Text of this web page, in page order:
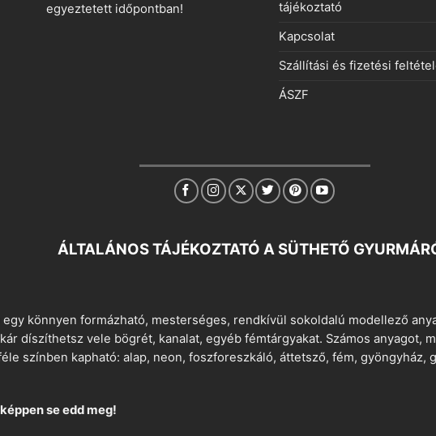
egyeztetett időpontban!
tájékoztató
Kapcsolat
Szállítási és fizetési
ÁSZF
ÁLTALÁNOS TÁJÉKOZTATÓ A SÜTHETŐ
könnyen formázható, mesterséges, rendkívül sokoldalú modellező
díszíthetsz vele bögrét, kanalat, egyéb fémtárgyakat. Számos anyagot,
színben kapható: alap, neon, foszforeszkáló, áttetsző, fém, gyöngyház,
se edd meg!